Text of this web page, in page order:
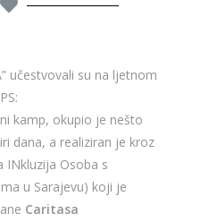
učestvovali su na ljetnom
kamp, okupio je nešto
dana, a realiziran je kroz
INkluzija Osoba s
u Sarajevu) koji je
Caritasa